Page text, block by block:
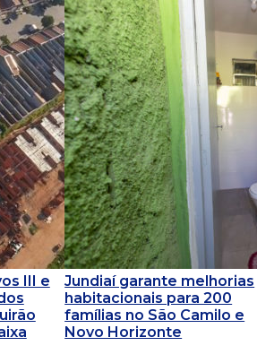
III e
Jundiaí garante melhorias
habitacionais para 200
famílias no São Camilo e
Novo Horizonte